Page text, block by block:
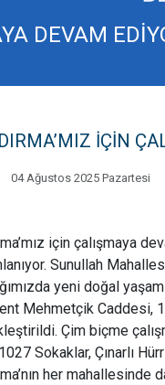
DEVAM
İÇİN
04 Ağustos 2025 Pazartesi
için çalışmaya
Sunullah
yeni doğal
Mehmetçik Caddesi,
Çim biçme
Sokaklar, Çınarlı
her